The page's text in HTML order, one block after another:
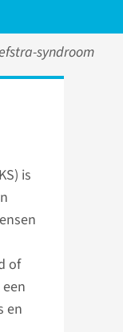
syndroom
is
of
en